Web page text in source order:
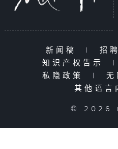
新闻稿 | 招
知识产权告示
|
私隐政策
| 无
其他语言
© 2026